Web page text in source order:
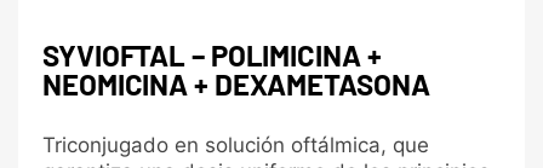
SYVIOFTAL – POLIMICINA +
NEOMICINA + DEXAMETASONA
Triconjugado en solución oftálmica, que